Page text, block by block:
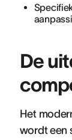
De
Het
wordt een